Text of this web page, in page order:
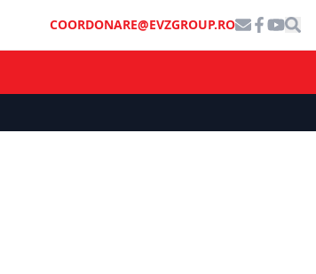
COORDONARE@EVZGROUP.RO